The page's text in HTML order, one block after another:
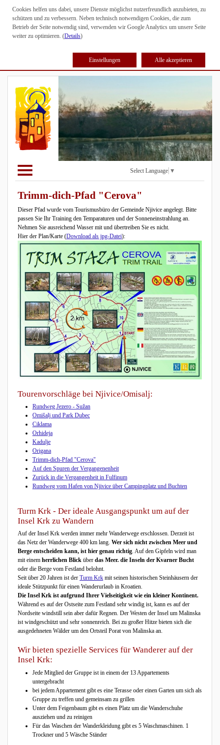
Cookies helfen uns dabei, unsere Dienste möglichst nutzerfreundlich anzubieten, zu
schützen und zu verbessern. Neben technisch notwendigen Cookies, die zum
Betrieb der Seite notwendig sind, verwenden wir Google Analytics um unsere Seite
weiter zu optimieren. (Details)
Einstellungen Alle akzeptieren
Select Language ▼
Trimm-dich-Pfad "Cerova"
Dieser Pfad wurde vom Tourismusbüro der Gemeinde Njivice angelegt. Bitte
passen Sie Ihr Training den Temparaturen und der Sonneneinstrahlung an.
Nehmen Sie ausreichend Wasser mit und übertreiben Sie es nicht.
Hier der Plan/Karte (Download als jpg-Datei):
Tourenvorschläge bei Njivice/Omisalj:
Rundweg Jezero - Sužan
Omišalj und Park Dubec
Ciklama
Orhideja
Kadulje
Origana
Trimm-dich-Pfad "Cerova"
Auf den Spuren der Vergangenenheit
Zurück in die Vergangenheit in Fulfinum
Rundweg vom Hafen von Njivice über Campingplatz und Buchten
Turm Krk - Der ideale Ausgangspunkt um auf der
Insel Krk zu Wandern
Auf der Insel Krk werden immer mehr Wanderwege erschlossen. Derzeit ist
das Netz der Wanderwege 400 km lang. Wer sich nicht zwischen Meer und
Berge entscheiden kann, ist hier genau richtig. Auf den Gipfeln wird man
mit einem herrlichen Blick über das Meer. die Inseln der Kvarner Bucht
oder die Berge vom Festland belohnt.
Seit über 20 Jahren ist der Turm Krk mit seinen historischen Steinhäusern der
ideale Stützpunkt für einen Wanderurlaub in Kroatien.
Die Insel Krk ist aufgrund Ihrer Vielseitigkeit wie ein kleiner Kontinent.
Während es auf der Ostseite zum Festland sehr windig ist, kann es auf der
Nordseite windstill sein aber dafür Regnen. Der Westen der Insel um Malinska
ist windgeschützt und sehr sonnenreich. Bei zu großer Hitze bieten sich die
ausgedehneten Wälder um den Ortsteil Porat von Malinska an.
Wir bieten spezielle Services für Wanderer auf der
Insel Krk:
Jede Mitglied der Gruppe ist in einem der 13 Appartements
untergebracht
bei jedem Appartement gibt es eine Terasse oder einen Garten um sich als
Gruppe zu treffen und gemeinsam zu grillen
Unter dem Feigenbaum gibt es einen Platz um die Wanderschuhe
ausziehen und zu reinigen
Für das Waschen der Wanderkleidung gibt es 5 Waschmaschinen. 1
Trockner und 5 Wäsche Ständer